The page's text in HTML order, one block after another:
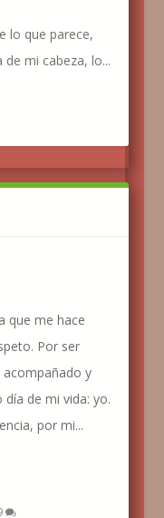
lo que parece,
mi cabeza, lo...
que me hace
Por ser
y
de mi vida: yo.
por mi...